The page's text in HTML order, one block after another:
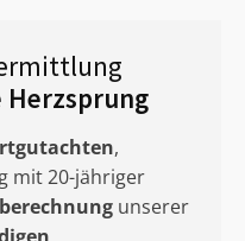
Herzsprung
,
mit 20-jähriger
unserer